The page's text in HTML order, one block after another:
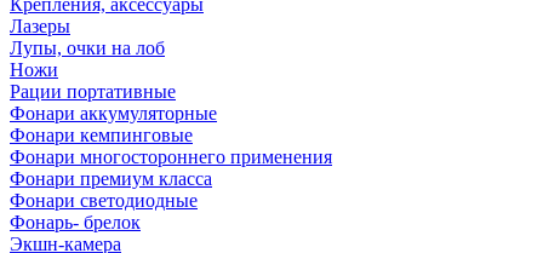
Крепления, аксессуары
Лазеры
Лупы, очки на лоб
Ножи
Рации портативные
Фонари аккумуляторные
Фонари кемпинговые
Фонари многостороннего применения
Фонари премиум класса
Фонари светодиодные
Фонарь- брелок
Экшн-камера